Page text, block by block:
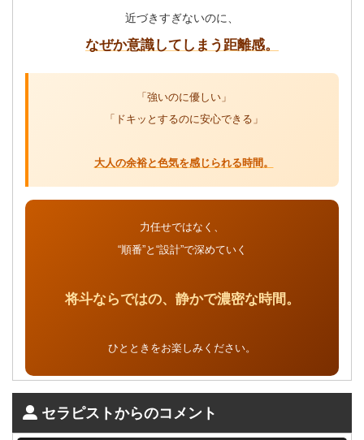
近づきすぎないのに、
なぜか意識してしまう距離感。
「強いのに優しい」
「ドキッとするのに安心できる」
大人の余裕と色気を感じられる時間。
力任せではなく、
“順番”と“設計”で深めていく
将斗ならではの、静かで濃密な時間。
ひとときをお楽しみください。
セラピストからのコメント